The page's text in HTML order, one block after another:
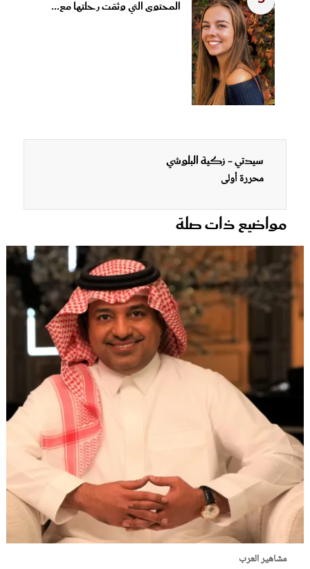
المحتوى التي وثقت رحلتها مع...
سيدتي - زكية البلوشي
محررة أولى
مواضيع ذات صلة
مشاهير العرب